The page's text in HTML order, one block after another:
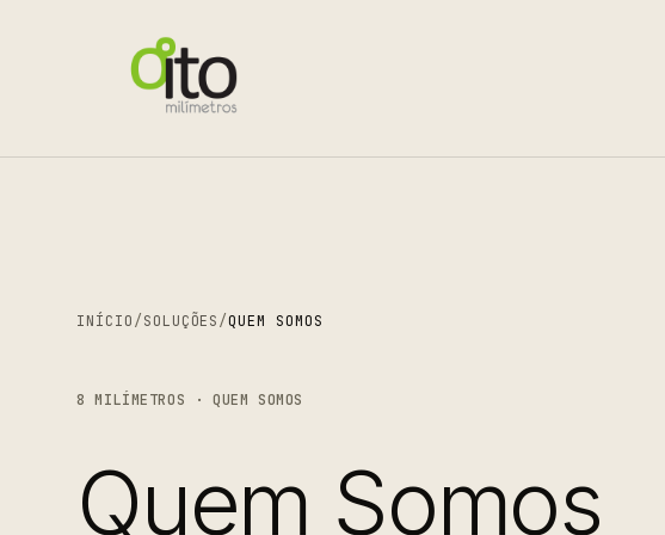
INÍCIO/SOLUÇÕES/QUEM SOMOS
8 MILÍMETROS · QUEM SOMOS
Quem Somos